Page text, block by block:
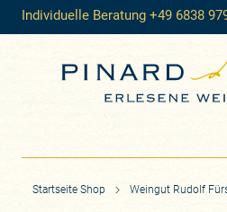
Individuelle Beratung +49 6838
Startseite Shop Weingut Rudolf